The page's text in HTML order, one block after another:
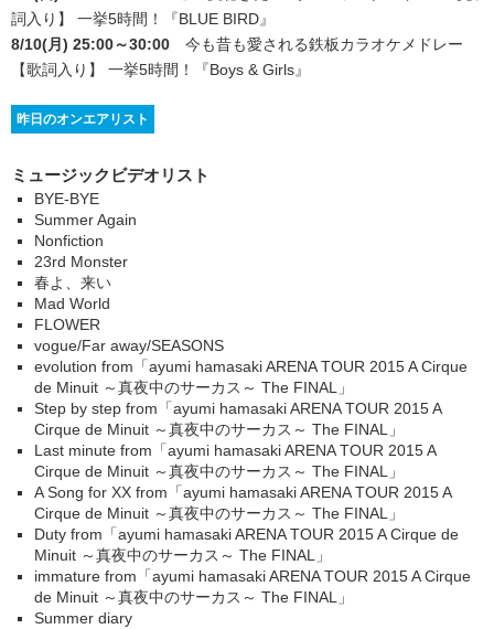
詞入り】 一挙5時間！
『BLUE BIRD』
8/10(月) 25:00～30:00
今も昔も愛される鉄板カラオケメドレー
【歌詞入り】 一挙5時間！
『Boys & Girls』
昨日のオンエアリスト
ミュージックビデオリスト
BYE-BYE
Summer Again
Nonfiction
23rd Monster
春よ、来い
Mad World
FLOWER
vogue/Far away/SEASONS
evolution from「ayumi hamasaki ARENA TOUR 2015 A Cirque
de Minuit ～真夜中のサーカス～ The FINAL」
Step by step from「ayumi hamasaki ARENA TOUR 2015 A
Cirque de Minuit ～真夜中のサーカス～ The FINAL」
Last minute from「ayumi hamasaki ARENA TOUR 2015 A
Cirque de Minuit ～真夜中のサーカス～ The FINAL」
A Song for XX from「ayumi hamasaki ARENA TOUR 2015 A
Cirque de Minuit ～真夜中のサーカス～ The FINAL」
Duty from「ayumi hamasaki ARENA TOUR 2015 A Cirque de
Minuit ～真夜中のサーカス～ The FINAL」
immature from「ayumi hamasaki ARENA TOUR 2015 A Cirque
de Minuit ～真夜中のサーカス～ The FINAL」
Summer diary